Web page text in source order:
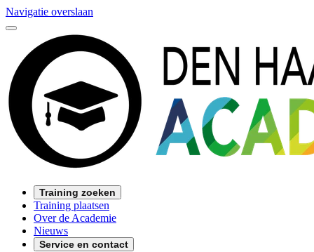
Navigatie overslaan
Training zoeken
Training plaatsen
Over de Academie
Nieuws
Service en contact